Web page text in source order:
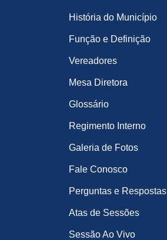
História do Município
Função e Definição
Vereadores
Mesa Diretora
Glossário
Regimento Interno
Galeria de Fotos
Fale Conosco
Perguntas e Respostas
Atas de Sessões
Sessão Ao Vivo